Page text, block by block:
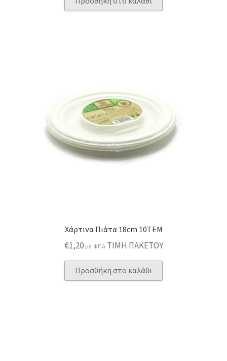
Χάρτινα Πιάτα 18cm 10ΤΕΜ
€1,20 με ΦΠΑ ΤΙΜΗ ΠΑΚΕΤΟΥ
Προσθήκη στο καλάθι